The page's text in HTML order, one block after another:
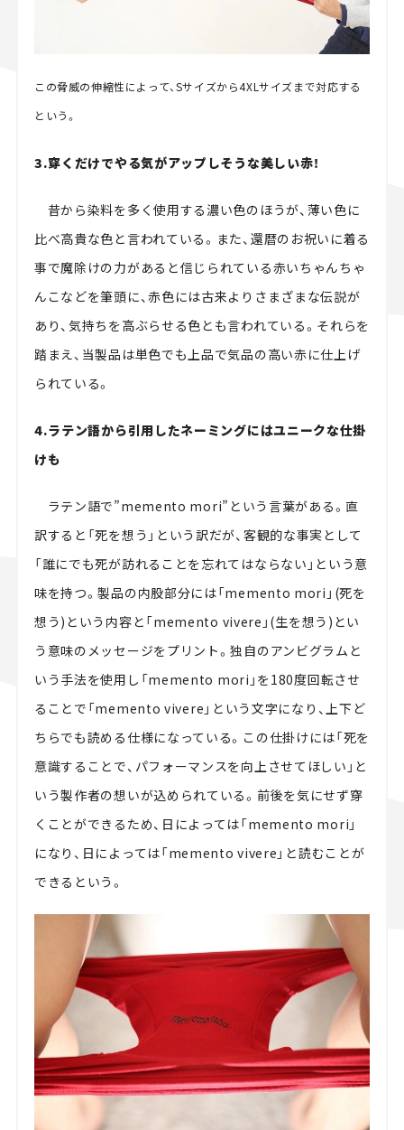
この脅威の伸縮性によって、Sサイズから4XLサイズまで対応する
という。
3.穿くだけでやる気がアップしそうな美しい赤！
昔から染料を多く使用する濃い色のほうが、薄い色に
比べ高貴な色と言われている。また、還暦のお祝いに着る
事で魔除けの力があると信じられている赤いちゃんちゃ
んこなどを筆頭に、赤色には古来よりさまざまな伝説が
あり、気持ちを高ぶらせる色とも言われている。それらを
踏まえ、当製品は単色でも上品で気品の高い赤に仕上げ
られている。
4.ラテン語から引用したネーミングにはユニークな仕掛
けも
ラテン語で”memento mori”という言葉がある。直
訳すると「死を想う」という訳だが、客観的な事実として
「誰にでも死が訪れることを忘れてはならない」という意
味を持つ。製品の内股部分には「memento mori」(死を
想う)という内容と「memento vivere」(生を想う)とい
う意味のメッセージをプリント。独自のアンビグラムと
いう手法を使用し「memento mori」を180度回転させ
ることで「memento vivere」という文字になり、上下ど
ちらでも読める仕様になっている。この仕掛けには「死を
意識することで、パフォーマンスを向上させてほしい」と
いう製作者の想いが込められている。前後を気にせず穿
くことができるため、日によっては「memento mori」
になり、日によっては「memento vivere」と読むことが
できるという。